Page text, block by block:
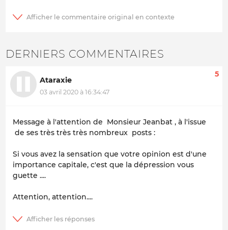
DERNIERS COMMENTAIRES
Ataraxie
03 avril 2020 à 16:34:47
5
Message à l'attention de Monsieur Jeanbat , à l'issue
de ses très très très nombreux posts :
Si vous avez la sensation que votre opinion est d'une
importance capitale, c'est que la dépression vous
guette ....
Attention, attention....